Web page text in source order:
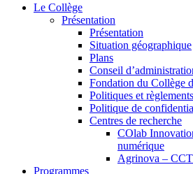
Le Collège
Présentation
Présentation
Situation géographique
Plans
Conseil
Fondation du Collège
Politiques et règlements
Politique de
Centres de recherche
COlab
numérique
Agrinova –
Programmes